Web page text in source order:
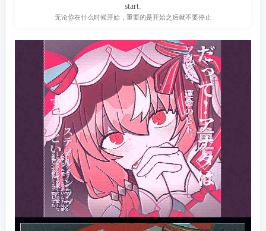
start.
无论你在什么时候开始，重要的是开始之后就不要停止